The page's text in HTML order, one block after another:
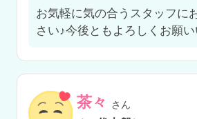
お気軽に気の合うスタッフに
さい♪今後ともよろしくお願
茶々 さん